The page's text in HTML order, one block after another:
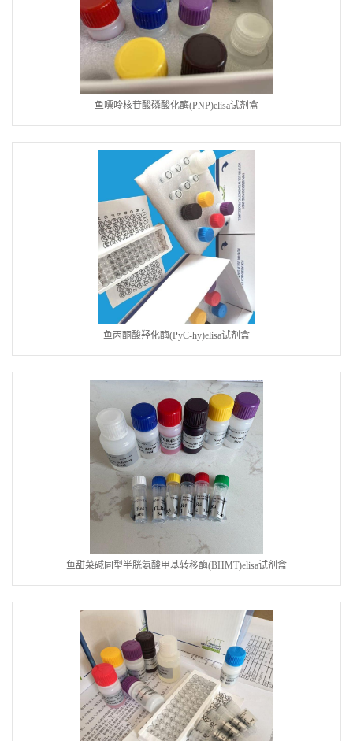
鱼嘌呤核苷酸磷酸化酶(PNP)elisa试剂盒
鱼丙酮酸羟化酶(PyC-hy)elisa试剂盒
鱼甜菜碱同型半胱氨酸甲基转移酶(BHMT)elisa试剂盒